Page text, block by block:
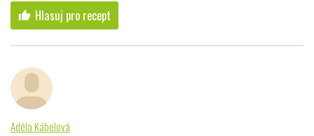
thumb_up Hlasuj pro recept
Adéla Kábelová